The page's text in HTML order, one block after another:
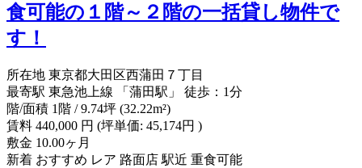
食可能の１階～２階の一括貸し物件で
す！
所在地 東京都大田区西蒲田７丁目
最寄駅 東急池上線 「蒲田駅」 徒歩：1分
階/面積 1階 / 9.74坪 (32.22m²)
賃料 440,000 円 (坪単価: 45,174円 )
敷金 10.00ヶ月
新着 おすすめ レア 路面店 駅近 重食可能